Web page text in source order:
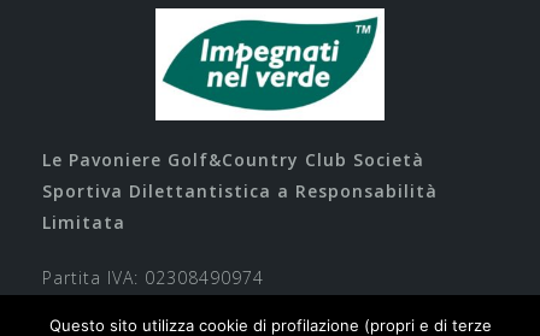
Le Pavoniere Golf&Country Club Società
Sportiva Dilettantistica a Responsabilità
Limitata
Partita IVA: 02308490974
Questo sito utilizza cookie di profilazione (propri e di terze